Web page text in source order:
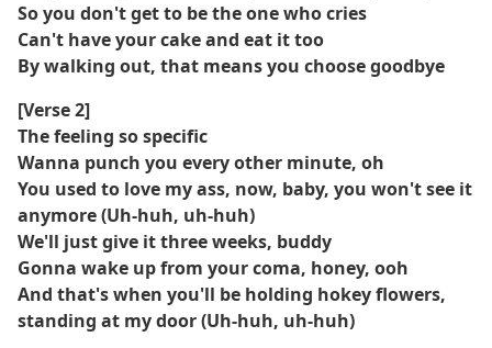
So you don't get to be the one who cries
Can't have your cake and eat it too
By walking out, that means you choose goodbye
[Verse 2]
The feeling so specific
Wanna punch you every other minute, oh
You used to love my ass, now, baby, you won't see it
anymorе (Uh-huh, uh-huh)
We'll just give it three weeks, buddy
Gonna wake up from your coma, honеy, ooh
And that's when you'll be holding hokey flowers,
standing at my door (Uh-huh, uh-huh)